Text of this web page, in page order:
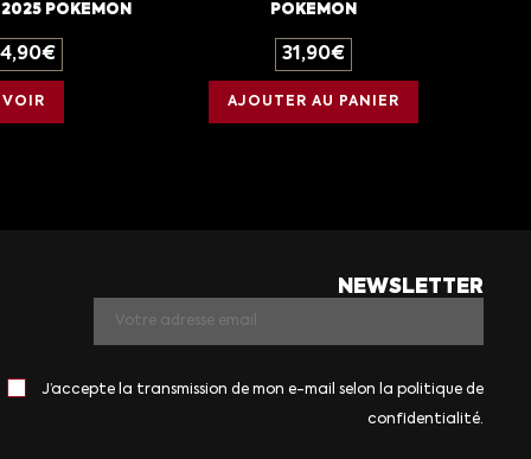
POKEMON
€
VOIR
POKEMON
31,90€
AJOUTER AU PANIER
NEWSLETTER
J’accepte la transmission de mon e-mail selon la politique de
confidentialité.